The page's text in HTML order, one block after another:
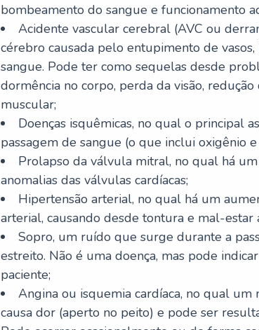
bombeamento do sangue e funcionamento
Acidente vascular cerebral (AVC ou
cérebro causada pelo entupimento de
sangue. Pode ter como sequelas desde
dormência no corpo, perda da visão,
muscular;
Doenças isquêmicas, no qual o principal
passagem de sangue (o que inclui oxigênio
Prolapso da válvula mitral, no qual há
anomalias das válvulas cardíacas;
Hipertensão arterial, no qual há um
arterial, causando desde tontura e mal-estar
Sopro, um ruído que surge durante a
estreito. Não é uma doença, mas pode
paciente;
Angina ou isquemia cardíaca, no qual
causa dor (aperto no peito) e pode ser